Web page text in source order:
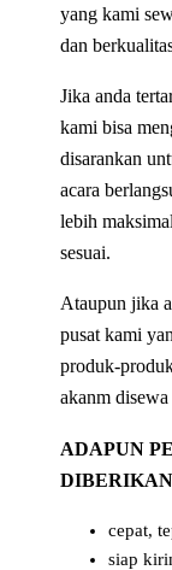
yang kami
dan
Jika anda
kami bisa
disarankan
acara
lebih
sesuai.
Ataupun jika
pusat kami
produk-
akanm
ADAPUN
cepat,
siap